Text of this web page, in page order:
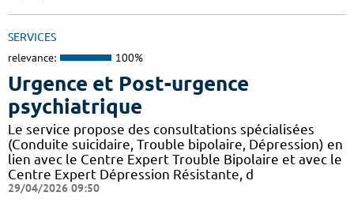
SERVICES
relevance: 100%
Urgence et Post-urgence
psychiatrique
Le service propose des consultations spécialisées
(Conduite suicidaire, Trouble bipolaire, Dépression) en
lien avec le Centre Expert Trouble Bipolaire et avec le
Centre Expert Dépression Résistante, d
29/04/2026 09:50